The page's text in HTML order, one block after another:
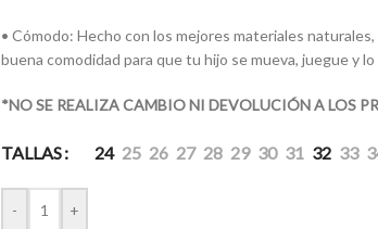
• Cómodo: Hecho con los mejores materiales
buena comodidad para que tu hijo se mueva, juegue y lo
*NO SE REALIZA CAMBIO NI DEVOLUCIÓN A LOS
TALLAS 24 25 26 27 28 29 30 31 32 33
- +